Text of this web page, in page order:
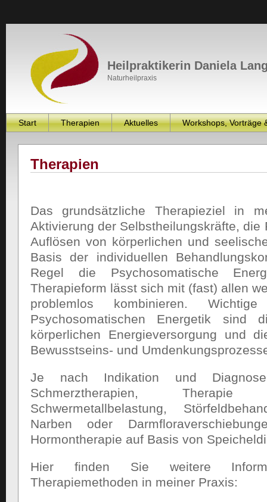
Heilpraktikerin Daniela
Naturheilpraxis
Start Therapien Aktuelles Workshops, Vorträge
Therapien
Das grundsätzliche Therapieziel in
Aktivierung der Selbstheilungskräfte, die
Auflösen von körperlichen und
Basis der individuellen
Regel die Psychosomatische
Therapieform lässt sich mit (fast) allen
problemlos kombinieren.
Psychosomatischen Energetik sind
körperlichen Energieversorgung und
Bewusstseins- und
Je nach Indikation und
Schmerztherapien,
Schwermetallbelastung,
Narben oder
Hormontherapie auf Basis von
Hier finden Sie weitere
Therapiemethoden in meiner Praxis: